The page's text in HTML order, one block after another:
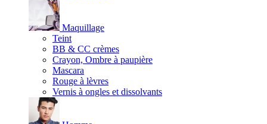
Maquillage
Teint
BB & CC crèmes
Crayon, Ombre à paupière
Mascara
Rouge à lèvres
Vernis à ongles et dissolvants